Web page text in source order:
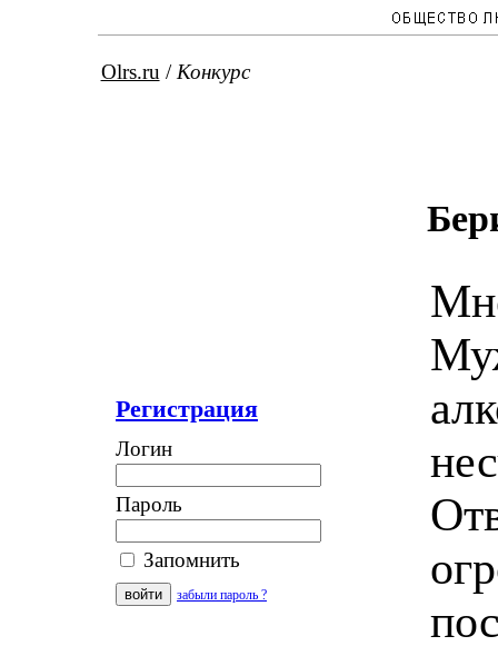
Olrs.ru / Конкурс
Регистрация
Логин
Пароль
Запомнить
забыли пароль ?